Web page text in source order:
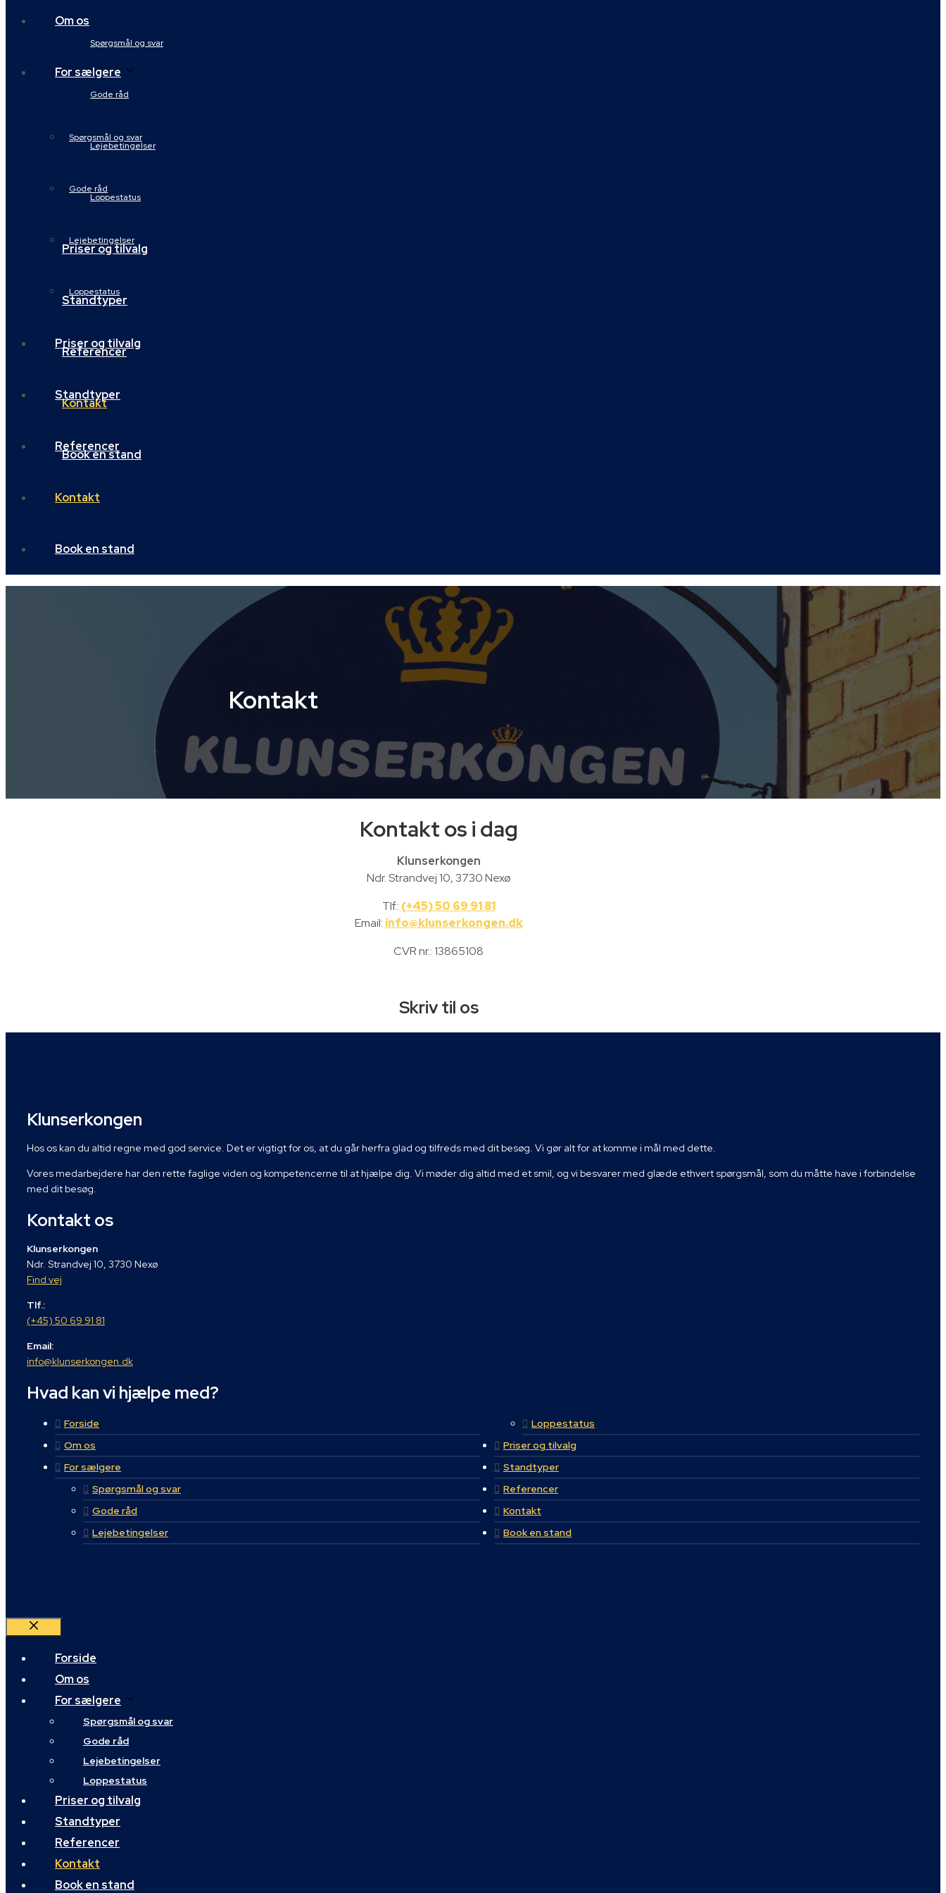
Spørgsmål og svar
Gode råd
Lejebetingelser
Loppestatus
Priser og tilvalg
Standtyper
Referencer
Kontakt
Book en stand
Om os
For sælgere
Spørgsmål og svar
Gode råd
Lejebetingelser
Loppestatus
Priser og tilvalg
Standtyper
Referencer
Kontakt
Book en stand
Kontakt
Kontakt os i dag
Klunserkongen
Ndr. Strandvej 10, 3730 Nexø
Tlf.: (+45) 50 69 91 81
Email: info@klunserkongen.dk
CVR nr.: 13865108
Skriv til os
Klunserkongen
Hos os kan du altid regne med god service. Det er vigtigt for os, at du går herfra glad og tilfreds med dit besøg. Vi gør alt for at komme i mål med dette.
Vores medarbejdere har den rette faglige viden og kompetencerne til at hjælpe dig. Vi møder dig altid med et smil, og vi besvarer med glæde ethvert spørgsmål, som du måtte have i forbindelse
med dit besøg.
Kontakt os
Klunserkongen
Ndr. Strandvej 10, 3730 Nexø
Find vej
Tlf.:
(+45) 50 69 91 81
Email:
info@klunserkongen.dk
Hvad kan vi hjælpe med?
Forside
Om os
For sælgere
Spørgsmål og svar
Gode råd
Lejebetingelser
Loppestatus
Priser og tilvalg
Standtyper
Referencer
Kontakt
Book en stand
Luk
Forside
Om os
For sælgere
Spørgsmål og svar
Gode råd
Lejebetingelser
Loppestatus
Priser og tilvalg
Standtyper
Referencer
Kontakt
Book en stand